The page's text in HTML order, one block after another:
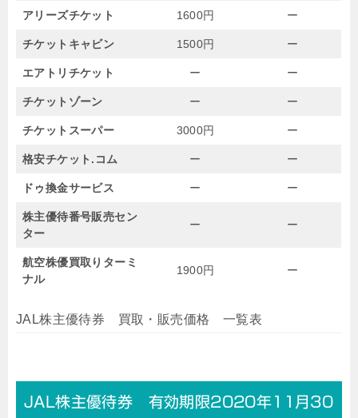
アリーズチケット 1600円 ー
チケットキャビン 1500円 ー
エアトリチケット ー ー
チケットゾーン ー ー
チケットスーパー 3000円 ー
格安チケット.コム ー ー
ドゥ換金サービス ー ー
株主優待番号販売セン
ター
ー ー
航空株優買取りターミ
ナル
1900円 ー
JAL株主優待券 買取・販売価格 一覧表
JAL株主優待券 有効期限2020年11月30